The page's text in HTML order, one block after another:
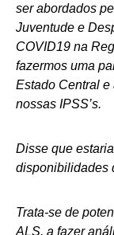
ser abordados
Juventude e
COVID19 na
fazermos uma
Estado Central e
nossas IPSS’s.
Disse que
disponibilidades
Trata-se de
ALS, a fazer